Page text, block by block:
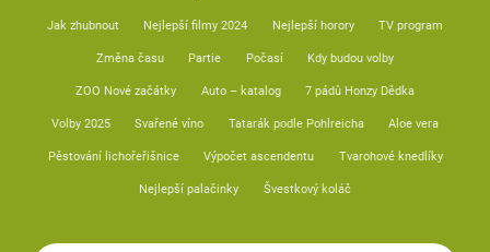
Jak zhubnout Nejlepší filmy 2024 Nejlepší horory TV program
Změna času Partie Počasí Kdy budou volby
ZOO Nové začátky Auto – katalog 7 pádů Honzy Dědka
Volby 2025 Svařené víno Tatarák podle Pohlreicha Aloe vera
Pěstování lichořeřišnice Výpočet ascendentu Tvarohové knedlíky
Nejlepší palačinky Švestkový koláč